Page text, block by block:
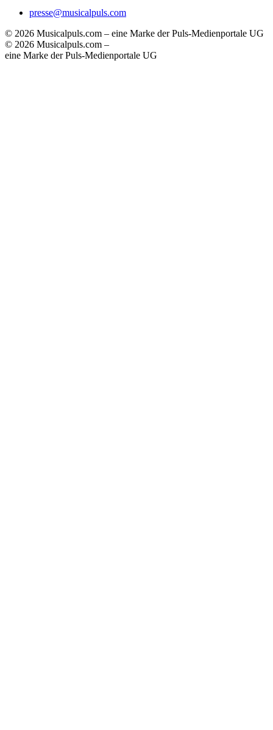
presse@musicalpuls.com
© 2026 Musicalpuls.com – eine Marke der Puls-Medienportale UG
© 2026 Musicalpuls.com –
eine Marke der Puls-Medienportale UG